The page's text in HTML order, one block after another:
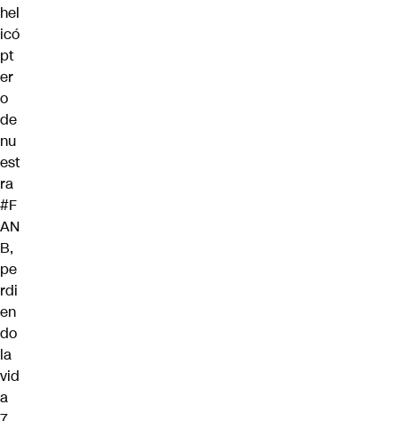
hel
icó
pt
er
o
de
nu
est
ra
#F
AN
B,
pe
rdi
en
do
la
vid
a